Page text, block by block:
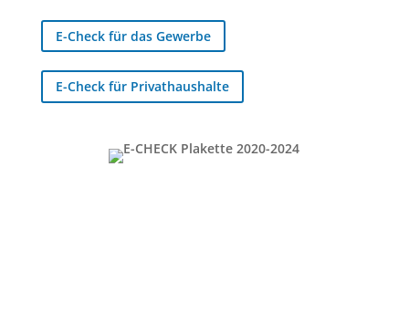
E-Check für das Gewerbe
E-Check für Privathaushalte